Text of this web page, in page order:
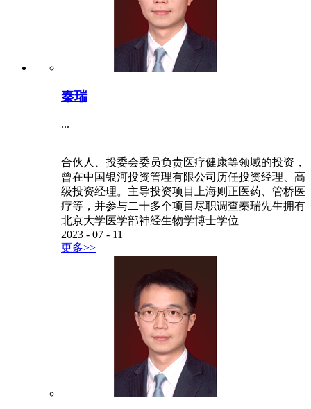
秦瑞
...
合伙人、投委会委员负责医疗健康等领域的投资，
曾在中国银河投资管理有限公司历任投资经理、高
级投资经理。主导投资项目上海则正医药、管桥医
疗等，并参与二十多个项目尽职调查秦瑞先生拥有
北京大学医学部神经生物学博士学位
2023 - 07 - 11
更多>>